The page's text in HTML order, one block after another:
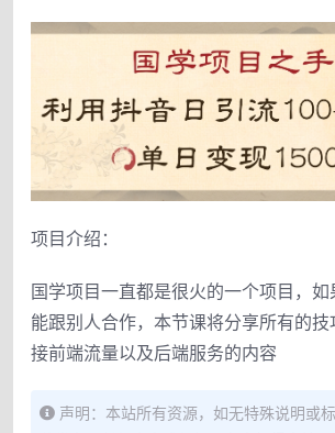
项目介绍：
国学项目一直都是很火的一个项目，
能跟别人合作，本节课将分享所有的
接前端流量以及后端服务的内容
声明：本站所有资源，如无特殊说明或